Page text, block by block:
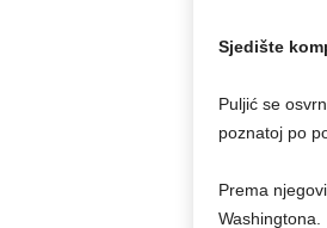
Sjedište
Puljić se
poznatoj po
Prema
Washingtona.